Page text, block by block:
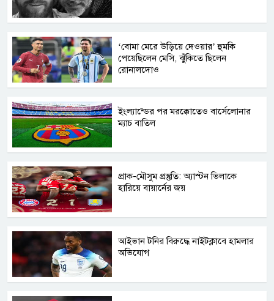
‘বোমা মেরে উড়িয়ে দেওয়ার’ হুমকি
পেয়েছিলেন মেসি, ঝুঁকিতে ছিলেন
রোনালদোও
ইংল্যান্ডের পর মরক্কোতেও বার্সেলোনার
ম্যাচ বাতিল
প্রাক-মৌসুম প্রস্তুতি: অ্যাস্টন ভিলাকে
হারিয়ে বায়ার্নের জয়
আইভান টনির বিরুদ্ধে নাইটক্লাবে হামলার
অভিযোগ